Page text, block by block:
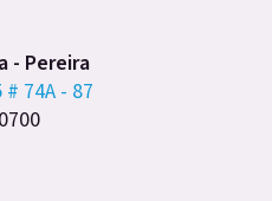
- Pereira
74A - 87